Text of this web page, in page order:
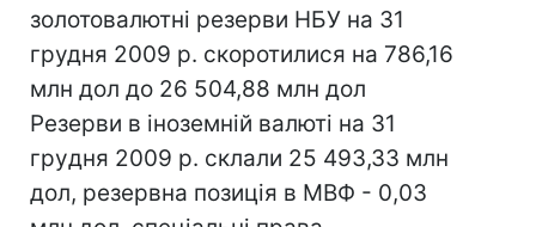
золотовалютні резерви НБУ на 31
грудня 2009 р. скоротилися на 786,16
млн дол до 26 504,88 млн дол
Резерви в іноземній валюті на 31
грудня 2009 р. склали 25 493,33 млн
дол, резервна позиція в МВФ - 0,03